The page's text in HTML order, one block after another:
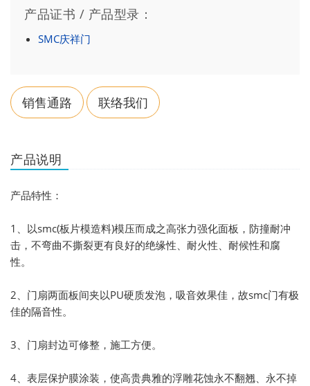
产品证书 / 产品型录：
SMC庆祥门
销售通路 联络我们
产品说明
产品特性：
1、以smc(板片模造料)模压而成之高张力强化面板，防撞耐冲
击，不弯曲不撕裂更有良好的绝缘性、耐火性、耐候性和腐
性。
2、门扇两面板间夹以PU硬质发泡，吸音效果佳，故smc门有极
佳的隔音性。
3、门扇封边可修整，施工方便。
4、表层保护膜涂装，使高贵典雅的浮雕花蚀永不翻翘、永不掉